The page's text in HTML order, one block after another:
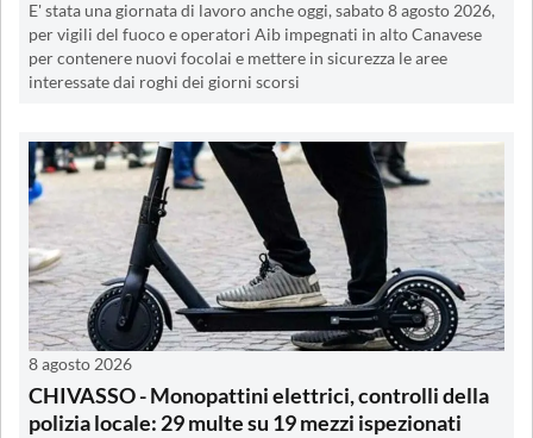
E' stata una giornata di lavoro anche oggi, sabato 8 agosto 2026,
per vigili del fuoco e operatori Aib impegnati in alto Canavese
per contenere nuovi focolai e mettere in sicurezza le aree
interessate dai roghi dei giorni scorsi
8 agosto 2026
CHIVASSO - Monopattini elettrici, controlli della
polizia locale: 29 multe su 19 mezzi ispezionati